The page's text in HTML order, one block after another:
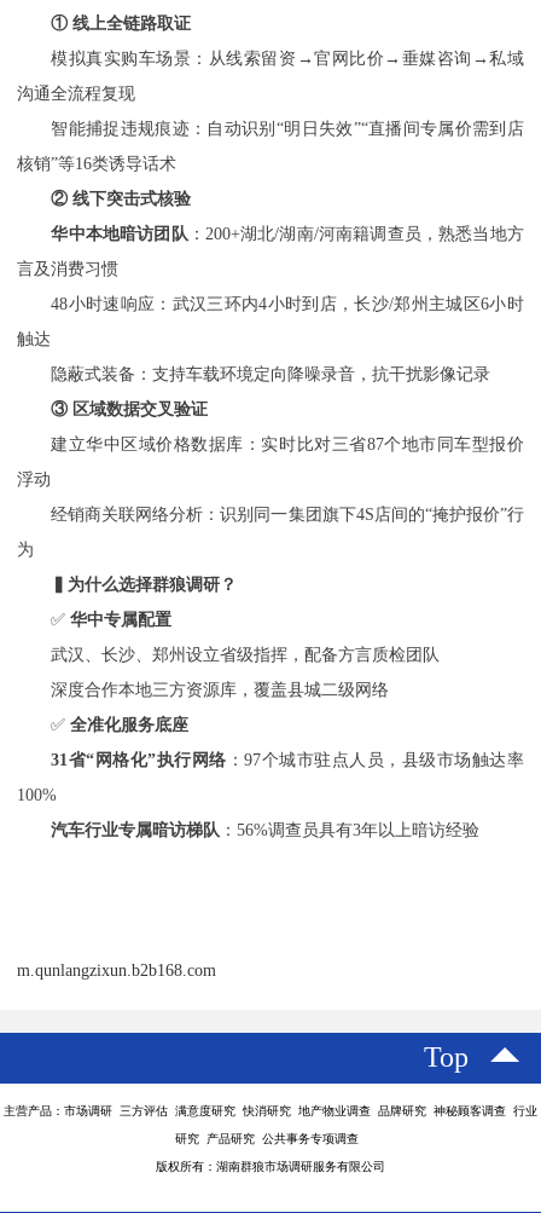
① 线上全链路取证
模拟真实购车场景：从线索留资 →官网比价→垂媒咨询→私域
沟通全流程复现
智能捕捉违规痕迹：自动识别 “明日失效”“直播间专属价需到店
核销”等16类诱导话术
② 线下突击式核验
华中本地暗访团队： 200+湖北/湖南/河南籍调查员，熟悉当地方
言及消费习惯
48小时速响应：武汉三环内4小时到店，长沙/郑州主城区6小时
触达
隐蔽式装备：支持车载环境定向降噪录音，抗干扰影像记录
③ 区域数据交叉验证
建立华中区域价格数据库：实时比对三省87个地市同车型报价
浮动
经销商关联网络分析：识别同一集团旗下4S店间的“掩护报价”行
为
▍为什么选择群狼调研？
✅华中专属配置
武汉、长沙、郑州设立省级指挥，配备方言质检团队
深度合作本地三方资源库，覆盖县城二级网络
✅全准化服务底座
31省“网格化”执行网络 ：97个城市驻点人员，县级市场触达率
100%
汽车行业专属暗访梯队 ：56%调查员具有3年以上暗访经验
m.qunlangzixun.b2b168.com
Top
主营产品：市场调研 三方评估 满意度研究 快消研究 地产物业调查 品牌研究 神秘顾客调查 行业
研究 产品研究 公共事务专项调查
版权所有：湖南群狼市场调研服务有限公司